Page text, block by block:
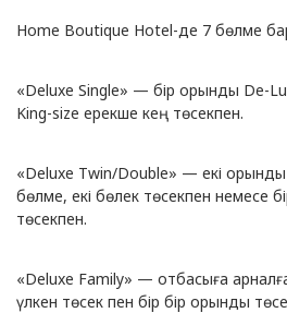
Home Boutique Hotel-де 7 бөлме
«Deluxe Single» — бір орынды De-
King-size ерекше кең төсекпен.
«Deluxe Twin/Double» — екі
бөлме, екі бөлек төсекпен немесе
төсекпен.
«Deluxe Family» — отбасыға
үлкен төсек пен бір бір орынды